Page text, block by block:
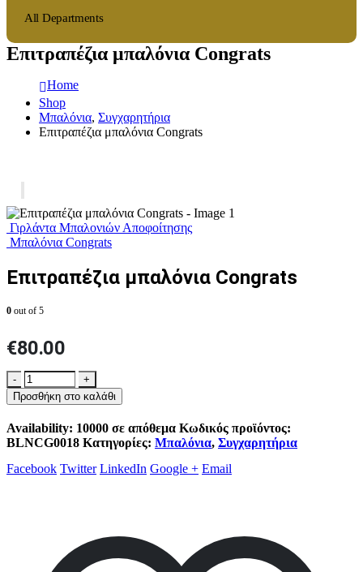
All Departments
Επιτραπέζια μπαλόνια Congrats
Home
Shop
Μπαλόνια, Συγχαρητήρια
Επιτραπέζια μπαλόνια Congrats
Γιρλάντα Μπαλονιών Αποφοίτησης
Μπαλόνια Congrats
Επιτραπέζια μπαλόνια Congrats
0 out of 5
€80.00
-
+
Προσθήκη στο καλάθι
Availability: 10000 σε απόθεμα Κωδικός προϊόντος:
BLNCG0018 Κατηγορίες: Μπαλόνια, Συγχαρητήρια
Facebook Twitter LinkedIn Google + Email